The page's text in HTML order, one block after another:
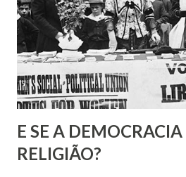
E SE A
RELIGIÃO?